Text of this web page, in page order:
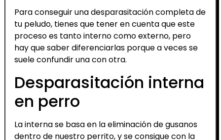
Para conseguir una desparasitación completa de
tu peludo, tienes que tener en cuenta que este
proceso es tanto interno como externo, pero
hay que saber diferenciarlas porque a veces se
suele confundir una con otra.
Desparasitación interna
en perro
La interna se basa en la eliminación de gusanos
dentro de nuestro perrito, y se consigue con la